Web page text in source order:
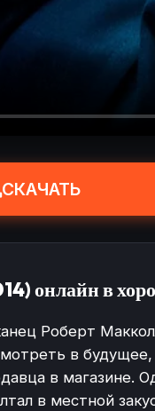
СКАЧАТЬ
онлайн в
Роберт
в
в магазине.
в местной